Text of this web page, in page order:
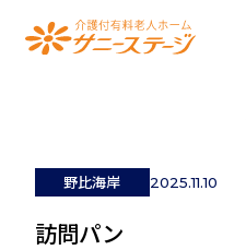
介護付有料老人
野比海岸 2025.11.10
訪問パン